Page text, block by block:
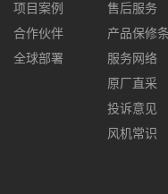
项目案例
合作伙伴
全球部署
售后服务
产品保修
服务网络
原厂直采
投诉意见
风机常识